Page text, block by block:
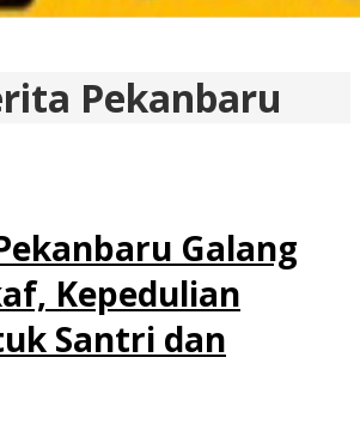
Pekanbaru
Galang
Kepedulian
Santri dan